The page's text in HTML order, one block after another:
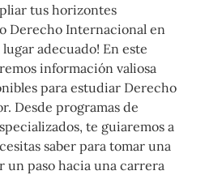
tus horizontes
Derecho Internacional en
lugar adecuado! En este
información valiosa
para estudiar Derecho
Desde programas de
te guiaremos a
saber para tomar una
un paso hacia una carrera